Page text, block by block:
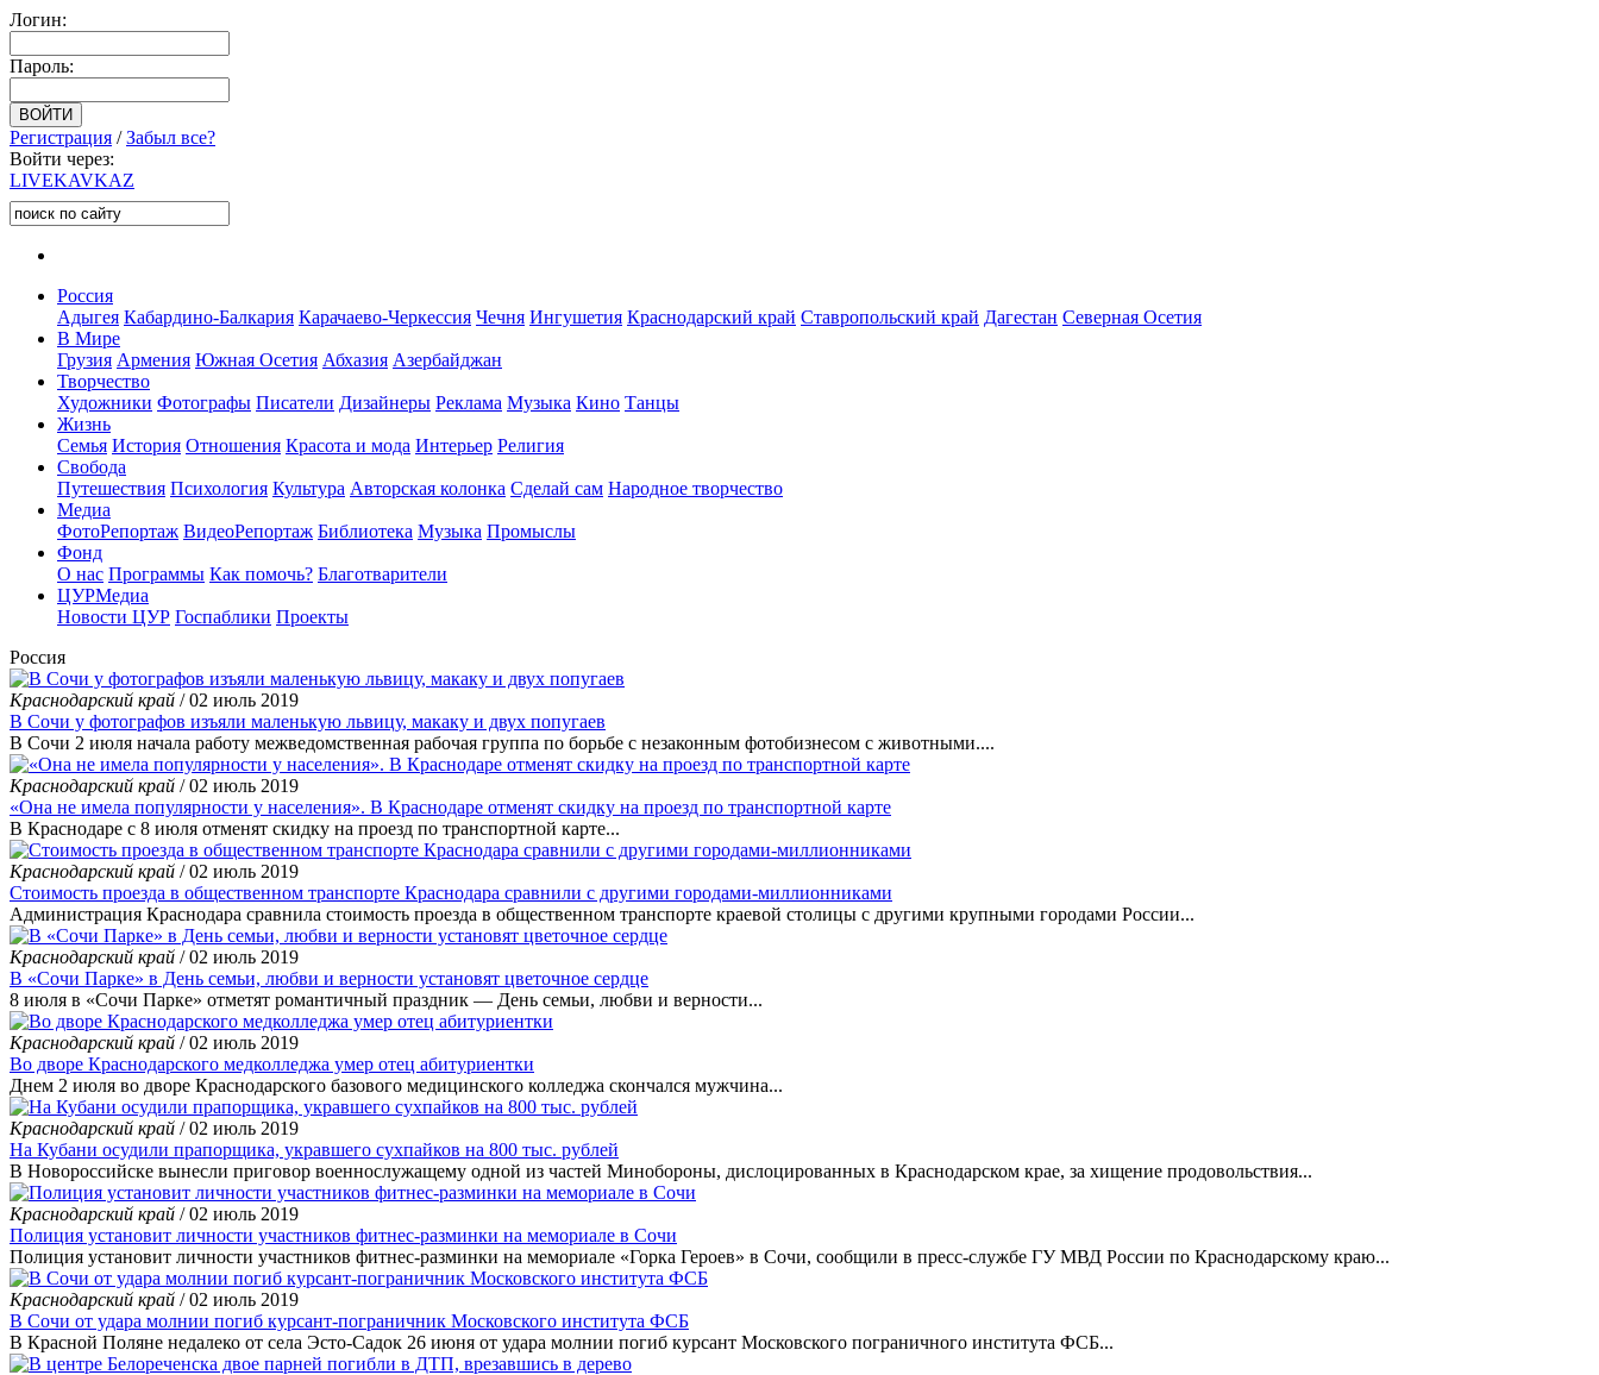
Логин:
Пароль:
Регистрация /Забыл все?
Войти через:
LIVEKAVKAZ
Россия
Адыгея Кабардино-Балкария Карачаево-Черкессия Чечня Ингушетия Краснодарский край Ставропольский край Дагестан Северная Осетия
В Мире
Грузия Армения Южная Осетия Абхазия Азербайджан
Творчество
Художники Фотографы Писатели Дизайнеры Реклама Музыка Кино Танцы
Жизнь
Семья История Отношения Красота и мода Интерьер Религия
Свобода
Путешествия Психология Культура Авторская колонка Сделай сам Народное творчество
Медиа
ФотоРепортаж ВидеоРепортаж Библиотека Музыка Промыслы
Фонд
О нас Программы Как помочь? Благотварители
ЦУРМедиа
Новости ЦУР Госпаблики Проекты
Россия
Краснодарский край / 02 июль 2019
В Сочи у фотографов изъяли маленькую львицу, макаку и двух попугаев
В Сочи 2 июля начала работу межведомственная рабочая группа по борьбе с незаконным фотобизнесом с животными....
Краснодарский край / 02 июль 2019
«Она не имела популярности у населения». В Краснодаре отменят скидку на проезд по транспортной карте
В Краснодаре с 8 июля отменят скидку на проезд по транспортной карте...
Краснодарский край / 02 июль 2019
Стоимость проезда в общественном транспорте Краснодара сравнили с другими городами-миллионниками
Администрация Краснодара сравнила стоимость проезда в общественном транспорте краевой столицы с другими крупными городами России...
Краснодарский край / 02 июль 2019
В «Сочи Парке» в День семьи, любви и верности установят цветочное сердце
8 июля в «Сочи Парке» отметят романтичный праздник — День семьи, любви и верности...
Краснодарский край / 02 июль 2019
Во дворе Краснодарского медколледжа умер отец абитуриентки
Днем 2 июля во дворе Краснодарского базового медицинского колледжа скончался мужчина...
Краснодарский край / 02 июль 2019
На Кубани осудили прапорщика, укравшего сухпайков на 800 тыс. рублей
В Новороссийске вынесли приговор военнослужащему одной из частей Минобороны, дислоцированных в Краснодарском крае, за хищение продовольствия...
Краснодарский край / 02 июль 2019
Полиция установит личности участников фитнес-разминки на мемориале в Сочи
Полиция установит личности участников фитнес-разминки на мемориале «Горка Героев» в Сочи, сообщили в пресс-службе ГУ МВД России по Краснодарскому краю...
Краснодарский край / 02 июль 2019
В Сочи от удара молнии погиб курсант-пограничник Московского института ФСБ
В Красной Поляне недалеко от села Эсто-Садок 26 июня от удара молнии погиб курсант Московского пограничного института ФСБ...